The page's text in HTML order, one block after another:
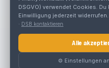
DSGVO) verwendet Cookies. Du
Einwilligung jederzeit widerrufen.
· DSB kontaktieren
Alle
⚙️ Einstellungen